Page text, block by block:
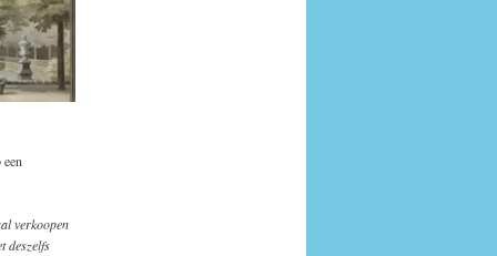
verkoopen
deszelfs